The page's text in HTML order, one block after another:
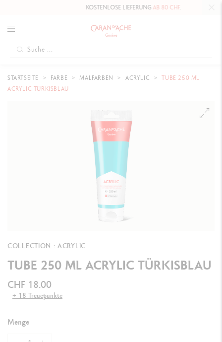
KOSTENLOSE LIEFERUNGAB 80 CHF .
STARTSEITE FARBE MALFARBEN ACRYLIC
TUBE 250 ML
ACRYLIC TÜRKISBLAU
COLLECTION : ACRYLIC
TUBE 250 ML ACRYLIC TÜRKISBLAU
CHF 18.00
+ 18 Treuepunkte
Menge